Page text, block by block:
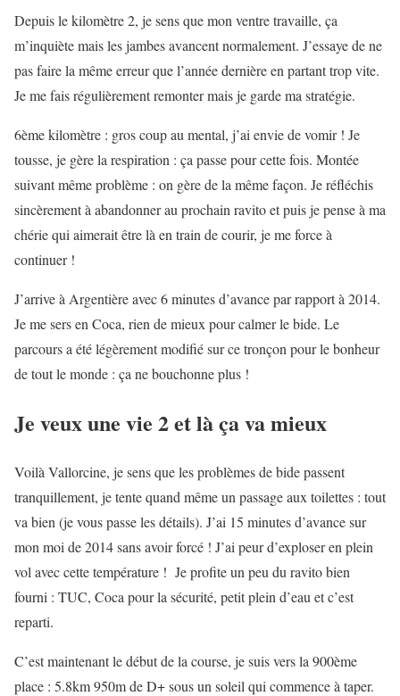
Depuis le kilomètre 2, je sens que mon ventre travaille, ça
m’inquiète mais les jambes avancent normalement. J’essaye de ne
pas faire la même erreur que l’année dernière en partant trop vite.
Je me fais régulièrement remonter mais je garde ma stratégie.
6ème kilomètre : gros coup au mental, j’ai envie de vomir ! Je
tousse, je gère la respiration : ça passe pour cette fois. Montée
suivant même problème : on gère de la même façon. Je réfléchis
sincèrement à abandonner au prochain ravito et puis je pense à ma
chérie qui aimerait être là en train de courir, je me force à
continuer !
J’arrive à Argentière avec 6 minutes d’avance par rapport à 2014.
Je me sers en Coca, rien de mieux pour calmer le bide. Le
parcours a été légèrement modifié sur ce tronçon pour le bonheur
de tout le monde : ça ne bouchonne plus !
Je veux une vie 2 et là ça va mieux
Voilà Vallorcine, je sens que les problèmes de bide passent
tranquillement, je tente quand même un passage aux toilettes : tout
va bien (je vous passe les détails). J’ai 15 minutes d’avance sur
mon moi de 2014 sans avoir forcé ! J’ai peur d’exploser en plein
vol avec cette température ! Je profite un peu du ravito bien
fourni : TUC, Coca pour la sécurité, petit plein d’eau et c’est
reparti.
C’est maintenant le début de la course, je suis vers la 900ème
place : 5.8km 950m de D+ sous un soleil qui commence à taper.